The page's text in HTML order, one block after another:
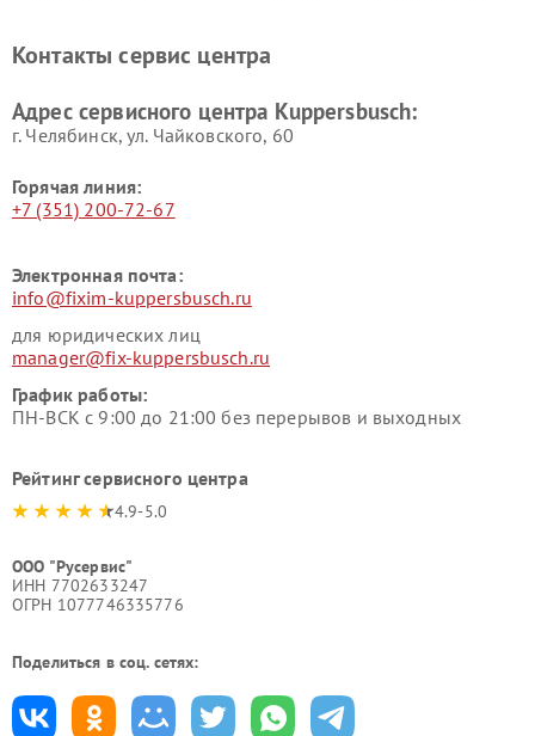
Kuppersbusch
вакуумных упаковщиков
Ремонт сушильных машин Kuppersbusch
Контакты сервис центра
Адрес сервисного центра Kuppersbusch:
г. Челябинск, ул. Чайковского, 60
Горячая линия:
+7 (351) 200-72-67
Электронная почта:
info@fixim-kuppersbusch.ru
для юридических лиц
manager@fix-kuppersbusch.ru
График работы:
ПН-ВСК с 9:00 до 21:00 без перерывов и выходных
Рейтинг сервисного центра
4.9-5.0
ООО "Русервис"
ИНН 7702633247
ОГРН 1077746335776
Поделиться в соц. сетях: